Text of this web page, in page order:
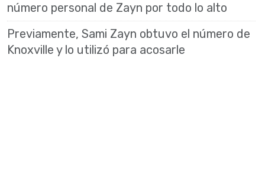
número personal de Zayn por todo lo alto
Previamente, Sami Zayn obtuvo el número de
Knoxville y lo utilizó para acosarle